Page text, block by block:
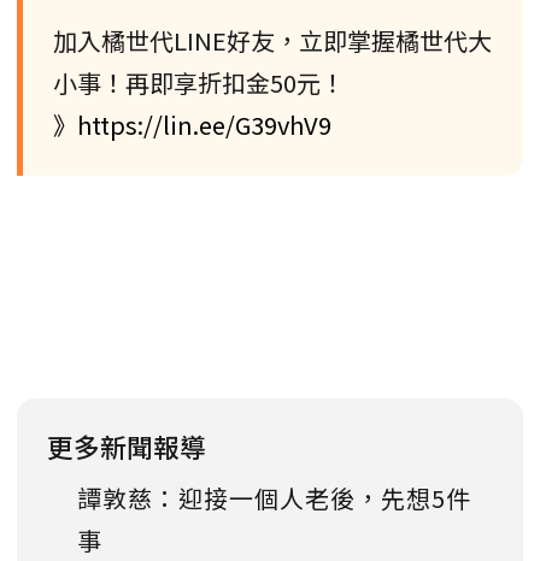
加入橘世代LINE好友，立即掌握橘世代大
小事！再即享折扣金50元！
》https://lin.ee/G39vhV9
更多新聞報導
譚敦慈：迎接一個人老後，先想5件
事